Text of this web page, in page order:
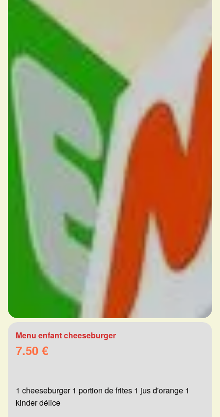
Menu enfant cheeseburger
7.50 €
1 cheeseburger 1 portion de frites 1 jus d'orange 1
kinder délice